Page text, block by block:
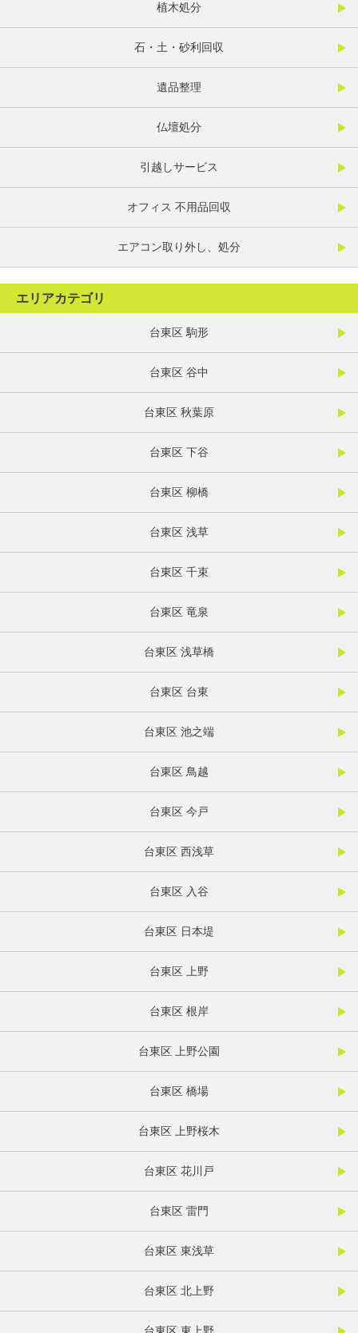
植木処分
石・土・砂利回収
遺品整理
仏壇処分
引越しサービス
オフィス 不用品回収
エアコン取り外し、処分
エリアカテゴリ
台東区 駒形
台東区 谷中
台東区 秋葉原
台東区 下谷
台東区 柳橋
台東区 浅草
台東区 千束
台東区 竜泉
台東区 浅草橋
台東区 台東
台東区 池之端
台東区 鳥越
台東区 今戸
台東区 西浅草
台東区 入谷
台東区 日本堤
台東区 上野
台東区 根岸
台東区 上野公園
台東区 橋場
台東区 上野桜木
台東区 花川戸
台東区 雷門
台東区 東浅草
台東区 北上野